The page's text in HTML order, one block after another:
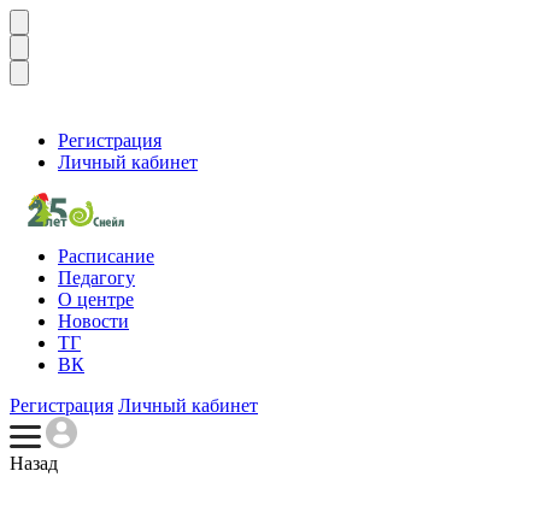
Регистрация
Личный кабинет
Расписание
Педагогу
О центре
Новости
ТГ
ВК
Регистрация Личный кабинет
Назад